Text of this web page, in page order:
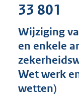
33 801
Wijziging
en enkele
Wet werk
wetten)